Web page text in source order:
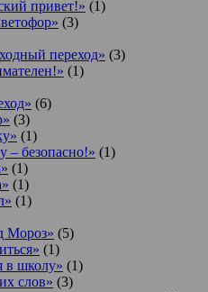
привет!» (1)
(3)
переход» (3)
(1)
(6)
(3)
(1)
– безопасно!» (1)
(1)
(1)
(1)
Мороз» (5)
(1)
в школу» (1)
слов» (3)